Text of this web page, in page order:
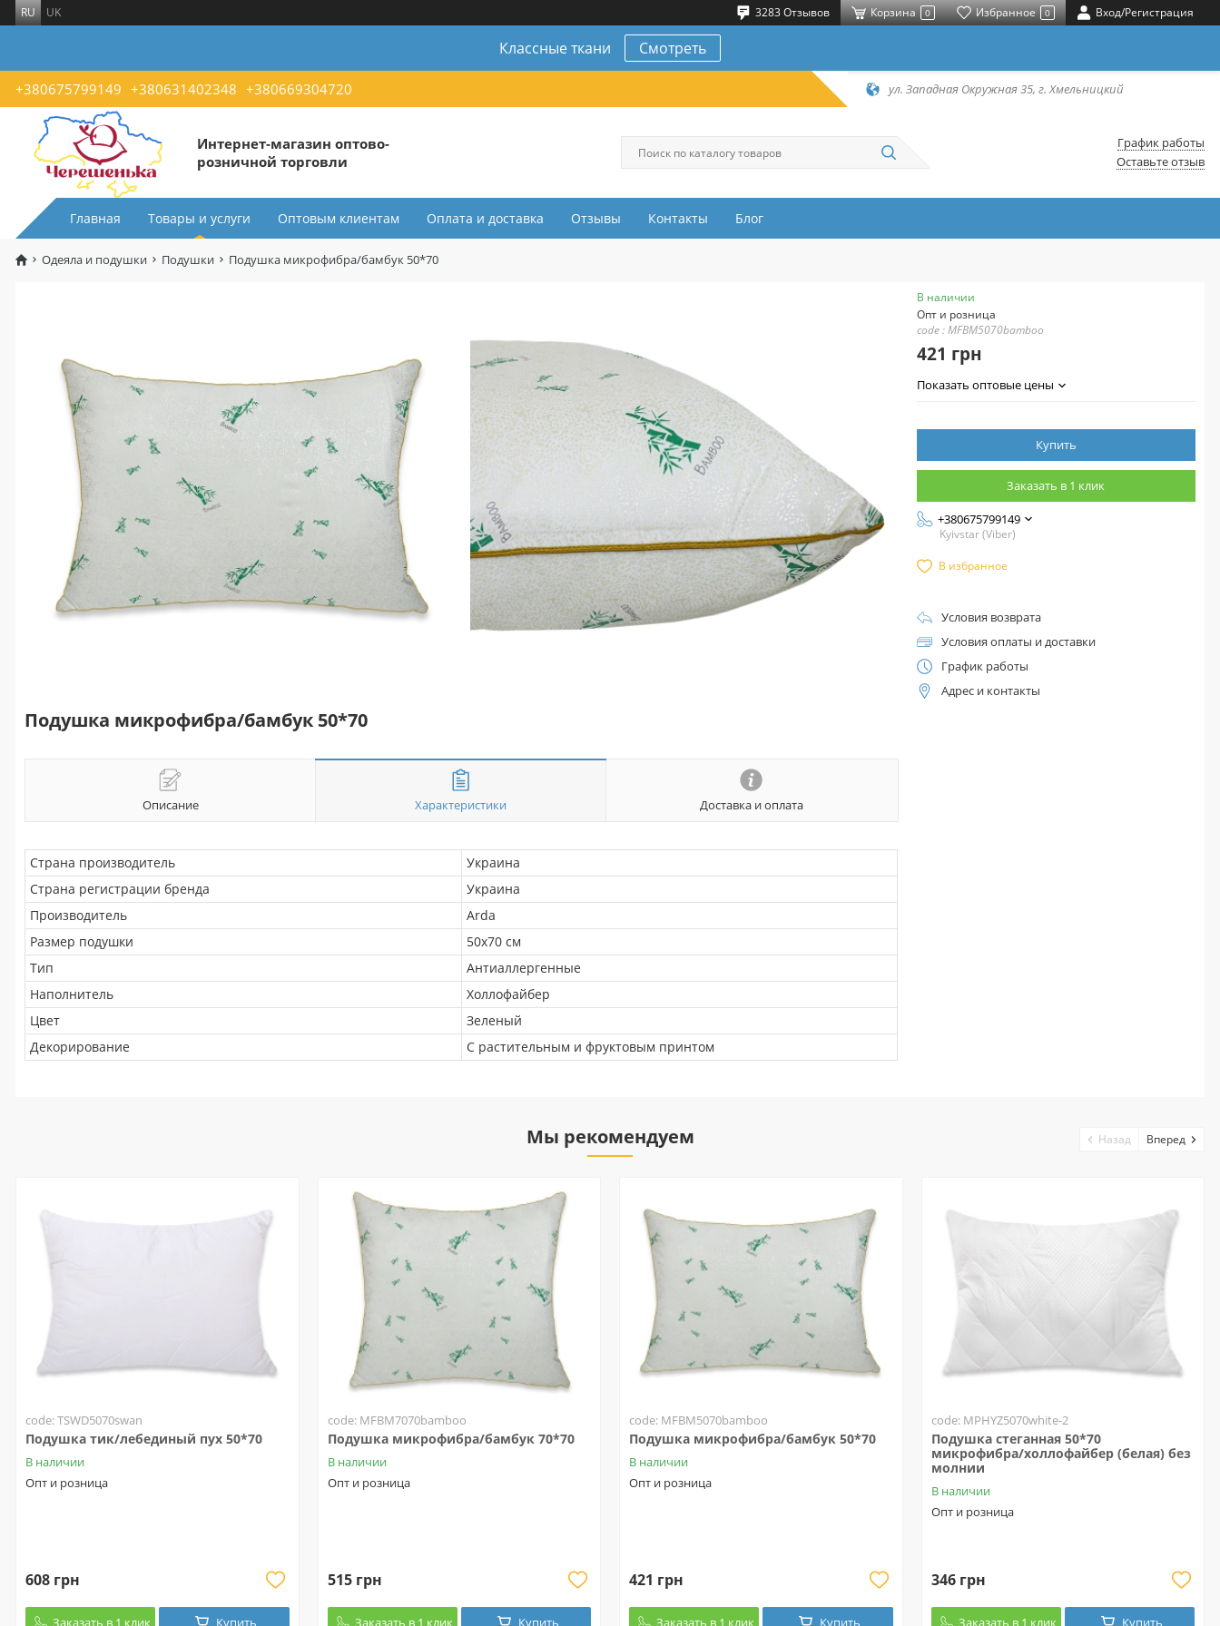
RU UK 3283 Отзывов Корзина 0 Избранное 0 Вход/Регистрация
Классные ткани Смотреть
+380675799149 +380631402348 +380669304720 ул. Западная Окружная 35, г. Хмельницкий
Интернет-магазин оптово-
розничной торговли
График работы
Оставьте отзыв
Главная Товары и услуги Оптовым клиентам Оплата и доставка Отзывы Контакты Блог
Одеяла и подушки Подушки Подушка микрофибра/бамбук 50*70
Подушка микрофибра/бамбук 50*70
Описание Характеристики Доставка и оплата
Страна производитель
Украина
Страна регистрации бренда
Украина
Производитель
Arda
Размер подушки
50х70 см
Тип
Антиаллергенные
Наполнитель
Холлофайбер
Цвет
Зеленый
Декорирование
С растительным и фруктовым принтом
В наличии
Опт и розница
code : MFBM5070bamboo
421 грн
Показать оптовые цены
Купить
Заказать в 1 клик
+380675799149
Kyivstar (Viber)
В избранное
Условия возврата
Условия оплаты и доставки
График работы
Адрес и контакты
Мы рекомендуем
code: TSWD5070swan
Подушка тик/лебединый пух 50*70
В наличии
Опт и розница
608 грн
Заказать в 1 клик Купить
code: MFBM7070bamboo
Подушка микрофибра/бамбук 70*70
В наличии
Опт и розница
515 грн
Заказать в 1 клик Купить
code: MFBM5070bamboo
Подушка микрофибра/бамбук 50*70
В наличии
Опт и розница
421 грн
Заказать в 1 клик Купить
code: MPHYZ5070white-2
Подушка стеганная 50*70
микрофибра/холлофайбер (белая) без
молнии
В наличии
Опт и розница
346 грн
Заказать в 1 клик Купить
Назад Вперед